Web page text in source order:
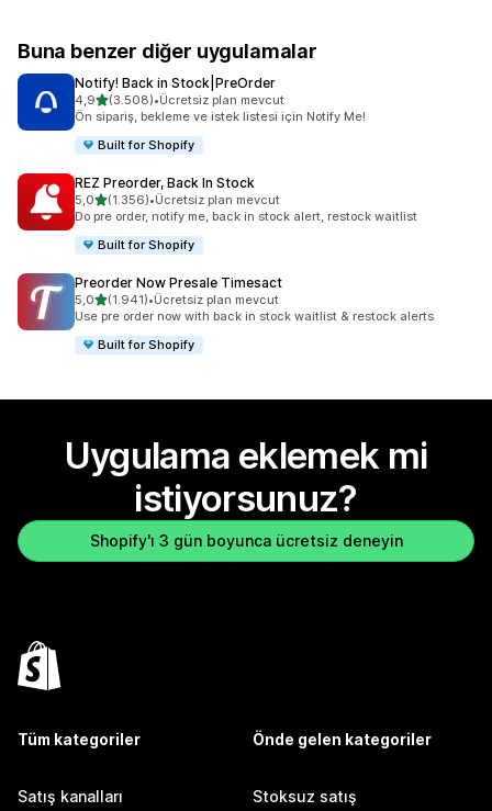
Buna benzer diğer uygulamalar
Notify! Back in Stock|PreOrder
4,95 yıldız üzerinden
(3.508)
toplam 3508 değerlendirme
•Ücretsiz plan mevcut
Ön sipariş, bekleme ve istek listesi için Notify Me!
Built for Shopify
REZ Preorder, Back In Stock
5,05 yıldız üzerinden
(1.356)
toplam 1356 değerlendirme
•Ücretsiz plan mevcut
Do pre order, notify me, back in stock alert, restock waitlist
Built for Shopify
Preorder Now Presale Timesact
5,05 yıldız üzerinden
(1.941)
toplam 1941 değerlendirme
•Ücretsiz plan mevcut
Use pre order now with back in stock waitlist & restock alerts
Built for Shopify
Uygulama eklemek mi
istiyorsunuz?
Shopify'ı 3 gün boyunca ücretsiz deneyin
Tüm kategoriler
Satış kanalları
Önde gelen kategoriler
Stoksuz satış